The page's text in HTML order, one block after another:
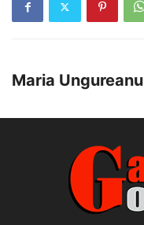
Maria Ungureanu